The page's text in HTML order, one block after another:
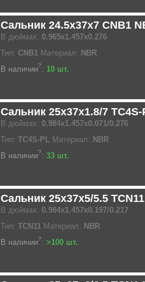
Сальник 24.5x37x7 CNB1
В дюймах: 0.965x1.457x0.276
Тип: CNB1 Материал: NBR
В наличии?: 10 шт.
Сальник 25x37x1.8/7
В дюймах: 0.984x1.457x0.071/0.276
Тип: TC4S-PL Материал: NBR
В наличии?: 33 шт.
Сальник 25x37x5/5.5
В дюймах: 0.984x1.457x0.197/0.217
Тип: TCN11 Материал: NBR
В наличии?: >100 шт.